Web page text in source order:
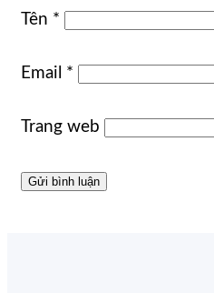
Tên *
Email *
Trang web